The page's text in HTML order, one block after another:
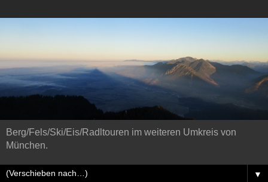
Berg/Fels/Ski/Eis/Radltouren im weiteren Umkreis von
München.
▼